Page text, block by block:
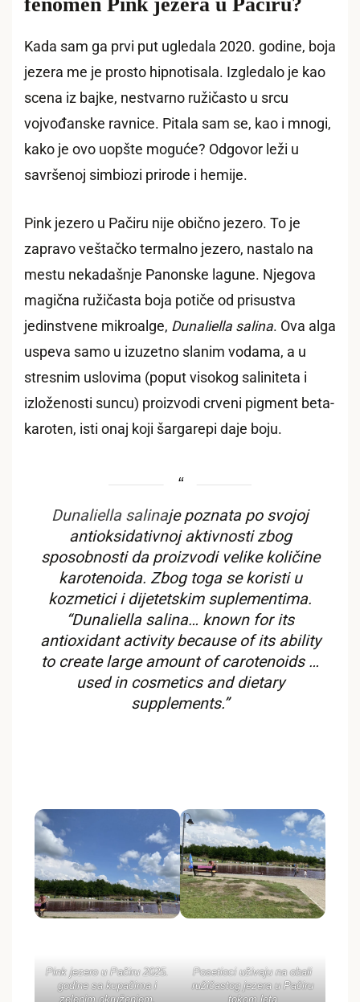
fenomen Pink jezera u Pačiru?
Kada sam ga prvi put ugledala 2020. godine, boja
jezera me je prosto hipnotisala. Izgledalo je kao
scena iz bajke, nestvarno ružičasto u srcu
vojvođanske ravnice. Pitala sam se, kao i mnogi,
kako je ovo uopšte moguće? Odgovor leži u
savršenoj simbiozi prirode i hemije.
Pink jezero u Pačiru nije obično jezero. To je
zapravo veštačko termalno jezero, nastalo na
mestu nekadašnje Panonske lagune. Njegova
magična ružičasta boja potiče od prisustva
jedinstvene mikroalge, Dunaliella salina. Ova alga
uspeva samo u izuzetno slanim vodama, a u
stresnim uslovima (poput visokog saliniteta i
izloženosti suncu) proizvodi crveni pigment beta-
karoten, isti onaj koji šargarepi daje boju.
Dunaliella salinaje poznata po svojoj
antioksidativnoj aktivnosti zbog
sposobnosti da proizvodi velike količine
karotenoida. Zbog toga se koristi u
kozmetici i dijetetskim suplementima.
“Dunaliella salina… known for its
antioxidant activity because of its ability
to create large amount of carotenoids …
used in cosmetics and dietary
supplements.”
Pink jezero u Pačiru 2025.
godine sa kupačima i
zelenim okruženjem.
Posetioci uživaju na obali
ružičastog jezera u Pačiru
tokom leta